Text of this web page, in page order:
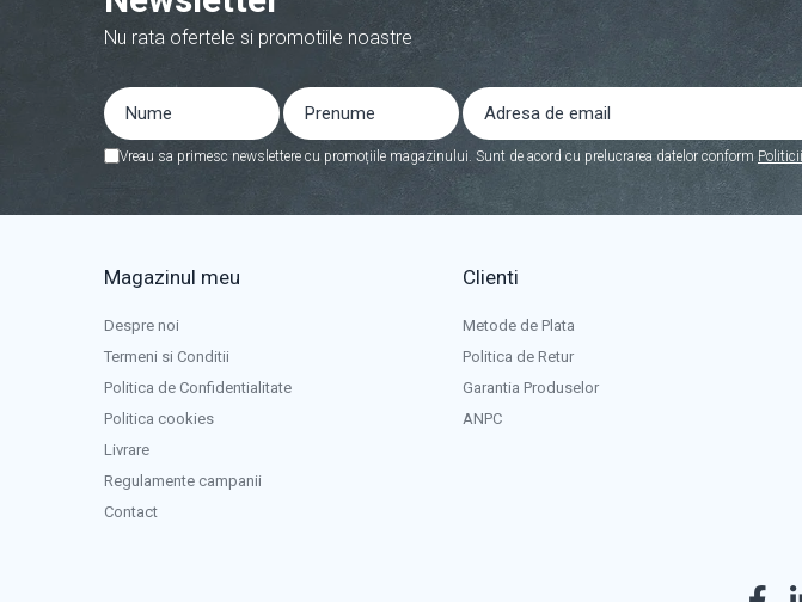
Lichidare de stoc
Statii de incarcare EV
Pompe de caldura
Nu rata ofertele si promotiile noastre
Vreau sa primesc newslettere cu promoțiile magazinului. Sunt de acord cu prelucrarea datelor conform
Magazinul meu
Despre noi
Termeni si Conditii
Politica de Confidentialitate
Politica cookies
Livrare
Regulamente campanii
Contact
Clienti
Metode de Plata
Politica de Retur
Garantia Produselor
ANPC